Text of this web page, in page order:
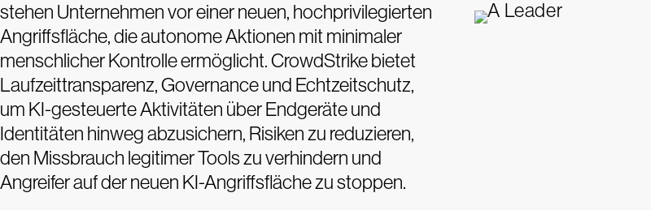
stehen Unternehmen vor einer neuen, hochprivilegierten
Angriffsfläche, die autonome Aktionen mit minimaler
menschlicher Kontrolle ermöglicht. CrowdStrike bietet
Laufzeittransparenz, Governance und Echtzeitschutz,
um KI-gesteuerte Aktivitäten über Endgeräte und
Identitäten hinweg abzusichern, Risiken zu reduzieren,
den Missbrauch legitimer Tools zu verhindern und
Angreifer auf der neuen KI-Angriffsfläche zu stoppen.